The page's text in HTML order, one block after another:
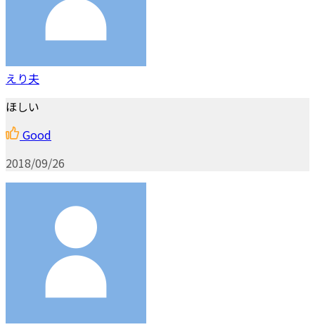
えり夫
ほしい
Good
2018/09/26